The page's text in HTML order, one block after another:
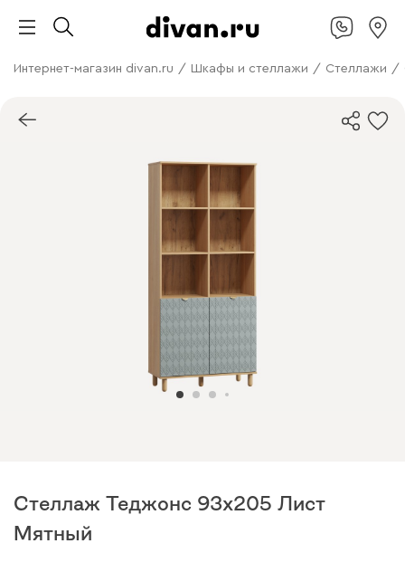
Интернет-магазин divan.ru / Шкафы и стеллажи / Стеллажи /
Стеллаж Теджонс 93x205 Лист
Мятный